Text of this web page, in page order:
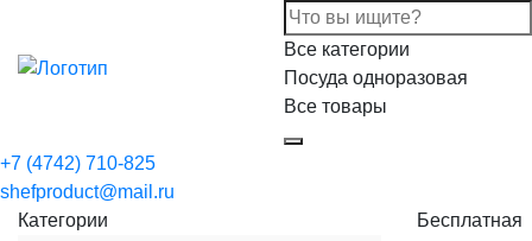
Все категории
Посуда одноразовая
Все товары
+7 (4742) 710-825
shefproduct@mail.ru
Категории
Бесплатная